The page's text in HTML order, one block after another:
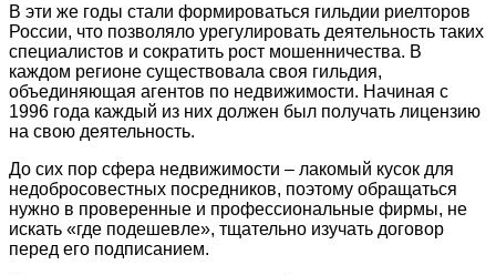
В эти же годы стали формироваться гильдии риелторов
России, что позволяло урегулировать деятельность таких
специалистов и сократить рост мошенничества. В
каждом регионе существовала своя гильдия,
объединяющая агентов по недвижимости. Начиная с
1996 года каждый из них должен был получать лицензию
на свою деятельность.
До сих пор сфера недвижимости – лакомый кусок для
недобросовестных посредников, поэтому обращаться
нужно в проверенные и профессиональные фирмы, не
искать «где подешевле», тщательно изучать договор
перед его подписанием.